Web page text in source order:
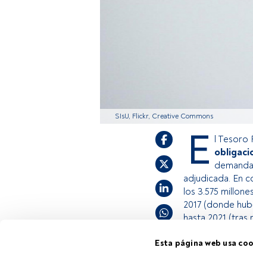
Esta página web usa
SIsU, Flickr, Creative Commons
E l Tesoro
adjudicada. En
los 3.575
2017 (donde
hasta 2021 (tras